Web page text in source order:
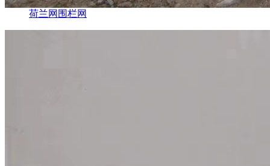
荷兰网围栏网